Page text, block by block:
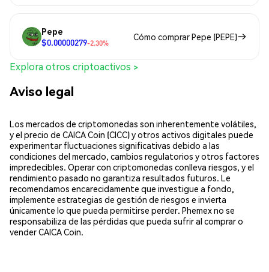
Pepe
$0.00000279-2.30%
Cómo comprar Pepe (PEPE)
Explora otros criptoactivos >
Aviso legal
Los mercados de criptomonedas son inherentemente volátiles,
y el precio de CAICA Coin (CICC) y otros activos digitales puede
experimentar fluctuaciones significativas debido a las
condiciones del mercado, cambios regulatorios y otros factores
impredecibles. Operar con criptomonedas conlleva riesgos, y el
rendimiento pasado no garantiza resultados futuros. Le
recomendamos encarecidamente que investigue a fondo,
implemente estrategias de gestión de riesgos e invierta
únicamente lo que pueda permitirse perder. Phemex no se
responsabiliza de las pérdidas que pueda sufrir al comprar o
vender CAICA Coin.